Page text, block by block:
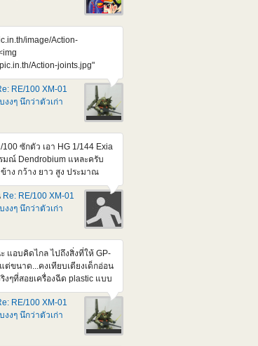
image/Action-
Action-joints.jpg"
a> Credit :
ดขยับ ตอบโจทย์ เยี่ยมขึ้นกว่า
ก็แค่รอบถัดๆไป กะจังหวะจอง
ไม่โดน Bot แย่งไปทุกๆรอบอีก
RE/100 XM-01
งงๆ นึกว่าตัวเก่า
ซักตัว เอา HG 1/144 Exia
มณ์ Dendrobium แหละครับ
าง กว้าง ยาว สูง ประมาณ
าน แต่ถ้าเอา MS 1/100 ไปใส่
นดาบ ยาว 40 กว่า ซม. ถ้าใส่
ปอีก แต่บ่นแบบนี้ ผมรอ part
ป็นปืน กับ มิซายด์ อยู่นะ จริง ๆ ก็
ดองอยู่ด้วยแฮะ
Re: RE/100 XM-01
งงๆ นึกว่าตัวเก่า
แอบคิดไกล ไปถึงสิ่งที่ให้ GP-
ต่ขนาด...คงเทียบเตียงเด็กอ่อน
งๆที่สอยเครื่องฉีด plastic แบบ
หละ กะ Mega Rider ให้ ZZ ขี่
งสะสางงานหลักเกือบทั้งวัน เลย
ลยหลังๆนี้
RE/100 XM-01
งงๆ นึกว่าตัวเก่า